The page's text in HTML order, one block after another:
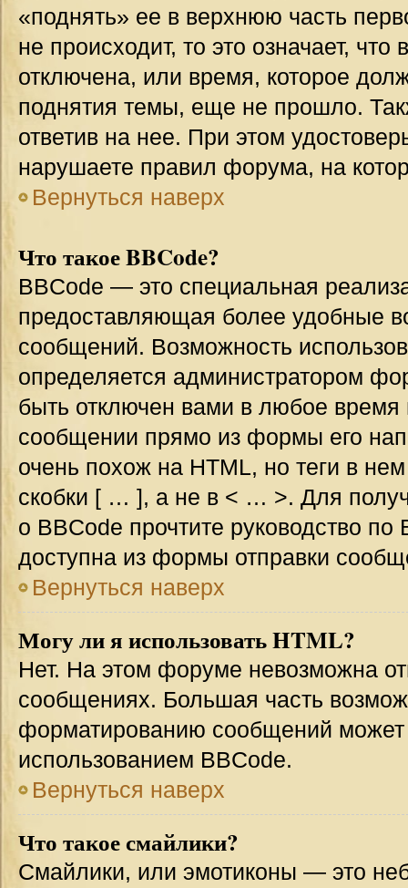
«поднять» ее в верхнюю часть
не происходит, то это означает,
отключена, или время, которое
поднятия темы, еще не прошло.
ответив на нее. При этом
нарушаете правил форума, на
Вернуться наверх
Что такое BBCode?
BBCode — это специальная
предоставляющая более удобные
сообщений. Возможность
определяется администратором
быть отключен вами в любое
сообщении прямо из формы его
очень похож на HTML, но теги в
скобки [ … ], а не в < … >. Для
о BBCode прочтите руководство
доступна из формы отправки
Вернуться наверх
Могу ли я использовать HTML?
Нет. На этом форуме невозможна
сообщениях. Большая часть
форматированию сообщений может
использованием BBCode.
Вернуться наверх
Что такое смайлики?
Смайлики, или эмотиконы — это